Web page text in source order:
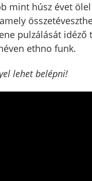
mint húsz évet
pulzálását
ethno funk.
lehet belépni!